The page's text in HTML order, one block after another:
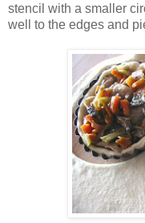
stencil with a smaller
well to the edges and